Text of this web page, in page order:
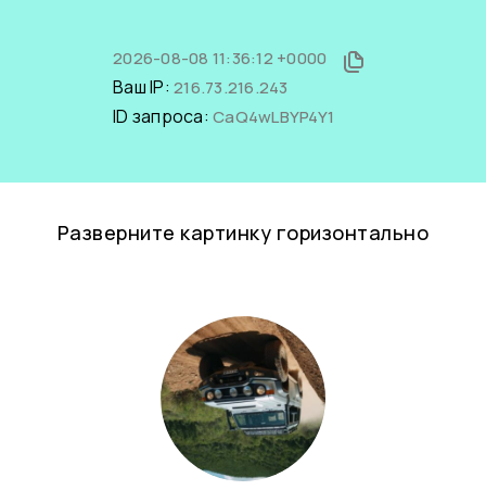
2026-08-08 11:36:12 +0000
Ваш IP: 216.73.216.243
ID запроса: CaQ4wLBYP4Y1
Разверните картинку горизонтально